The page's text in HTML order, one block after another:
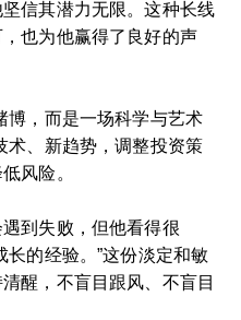
信其潜力无限。这种长线
也为他赢得了良好的声
博，而是一场科学与艺术
术、新趋势，调整投资策
风险。
到失败，但他看得很
长的经验。”这份淡定和敏
醒，不盲目跟风、不盲目